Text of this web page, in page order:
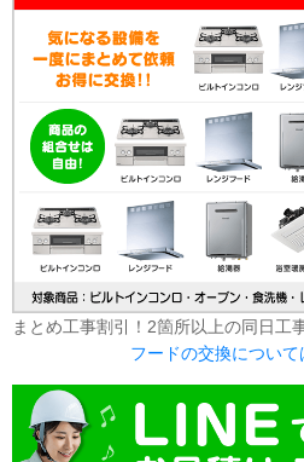
まとめ工事割引！2箇所以上の同日工
フードの交換につい